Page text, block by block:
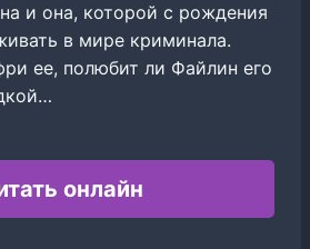
и она, которой с рождения
в мире криминала.
ее, полюбит ли Файлин его
онлайн